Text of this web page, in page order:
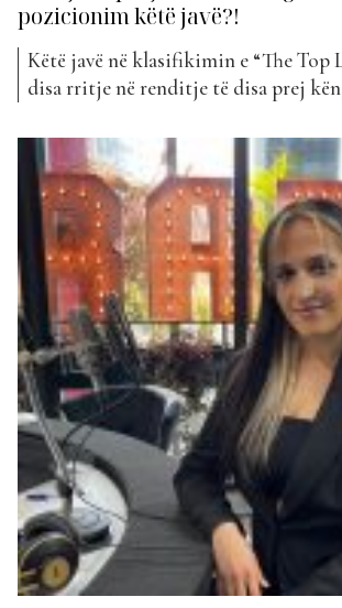
pozicionim këtë javë?!
Këtë javë në klasifikimin e “The Top
disa rritje në renditje të disa prej
ri, Elon, ka surprizuar goxha duke u
vende nga java e kaluar. “Need You”
Maliqi...